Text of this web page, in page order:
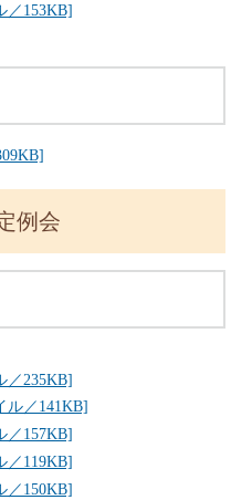
／153KB]
例会
／235KB]
ル／141KB]
／157KB]
／119KB]
／150KB]